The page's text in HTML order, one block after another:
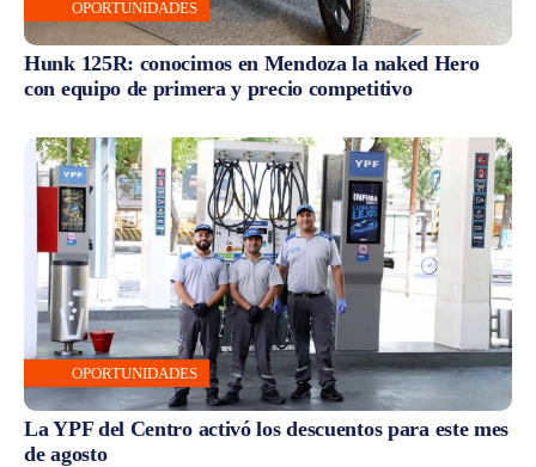
OPORTUNIDADES
Hunk 125R: conocimos en Mendoza la naked Hero
con equipo de primera y precio competitivo
OPORTUNIDADES
La YPF del Centro activó los descuentos para este mes
de agosto